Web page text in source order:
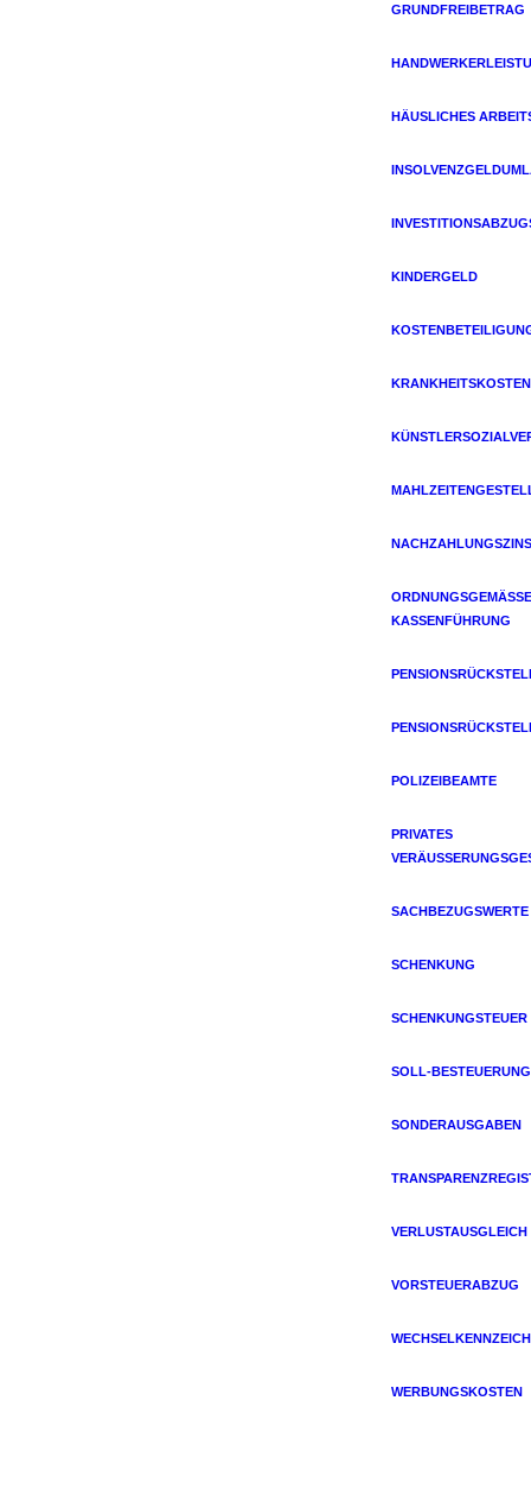
GRUNDFREIBETRAG
HÄUSLICHES
KINDERGELD
KRANKHEITSKOSTEN
ORDNUNGSGEMÄSSE K
ASSENFÜHRUNG
POLIZEIBEAMTE
PRIVATES
SACHBEZUGSWERTE
SCHENKUNG
SCHENKUNGSTEUER
SOLL-BESTEUERUNG
SONDERAUSGABEN
VERLUSTAUSGLEICH
VORSTEUERABZUG
WERBUNGSKOSTEN